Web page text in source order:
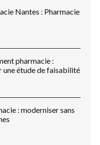
Nantes : Pharmacie
pharmacie :
une étude de faisabilité
: moderniser sans